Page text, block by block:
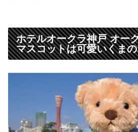
ホテルオークラ神戸 オー
マスコットは可愛いくま